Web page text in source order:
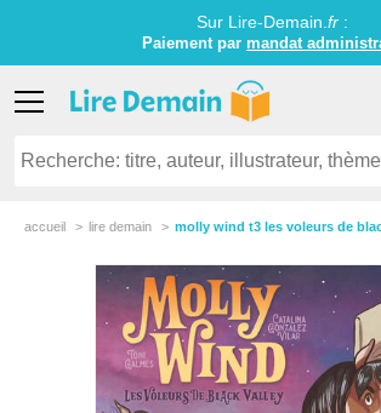
Sur Lire-Demain. fr:
Paiement par mandat
accueil lire demain molly wind t3 les voleurs de